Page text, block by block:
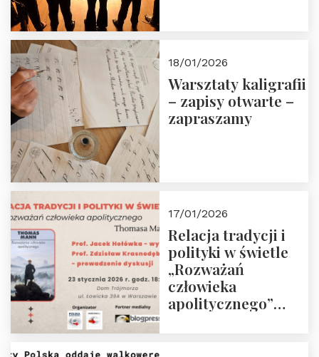
18/01/2026
Warsztaty kaligrafii
– zapisy otwarte –
zapraszamy
17/01/2026
Relacja tradycji i
polityki w świetle
„Rozważań
człowieka
apolitycznego”